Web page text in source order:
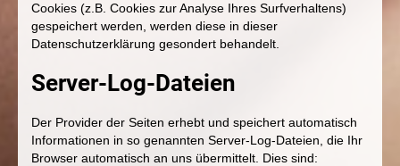
Cookies (z.B. Cookies zur Analyse Ihres Surfverhaltens)
gespeichert werden, werden diese in dieser
Datenschutzerklärung gesondert behandelt.
Server-Log-Dateien
Der Provider der Seiten erhebt und speichert automatisch
Informationen in so genannten Server-Log-Dateien, die Ihr
Browser automatisch an uns übermittelt. Dies sind: